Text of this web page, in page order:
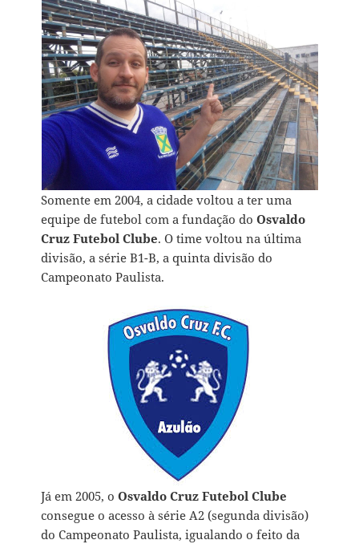
Somente em 2004, a cidade voltou a ter uma
equipe de futebol com a fundação doOsvaldo
Cruz Futebol Clube. O time voltou na última
divisão, a série B1-B, a quinta divisão do
Campeonato Paulista.
Já em 2005, oOsvaldo Cruz Futebol Clube
consegue o acesso à série A2 (segunda divisão)
do Campeonato Paulista, igualando o feito da